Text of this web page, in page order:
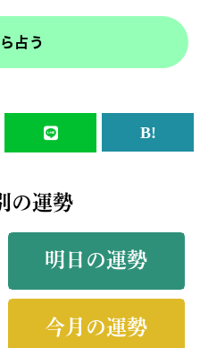
占う
の運勢
明日の運勢
今月の運勢